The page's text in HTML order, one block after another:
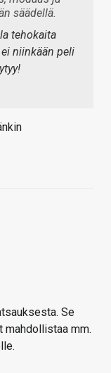
säädellä.
tehokaita
niinkään peli
Se
mahdollistaa mm.